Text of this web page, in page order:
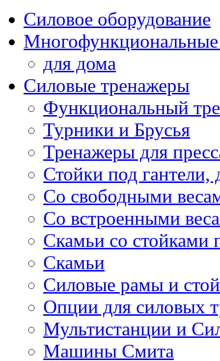
Силовое оборудование
для дома
Силовые тренажеры
Функциональный
Турники и Брусья
Тренажеры для
Стойки под
Со свободными
Со встроенными
Скамьи со стойками
Скамьи
Силовые рамы и
Опции для силовых
Мультистанции и
Машины Смита